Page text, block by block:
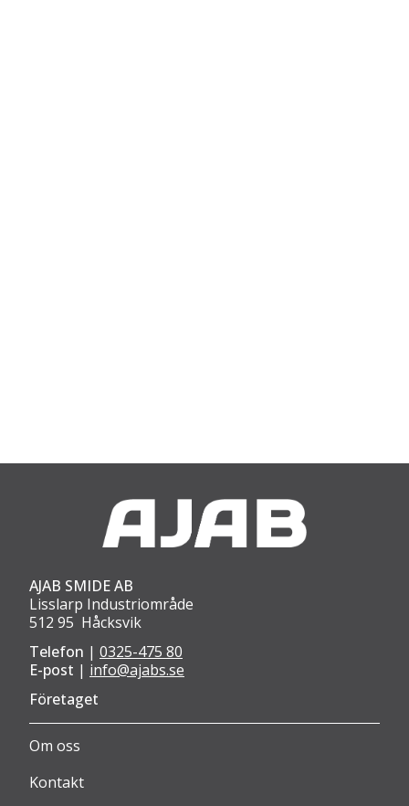
AJAB SMIDE AB
Lisslarp Industriområde
512 95 Håcksvik
Telefon | 0325-475 80
E-post | info@ajabs.se
Företaget
Om oss
Kontakt